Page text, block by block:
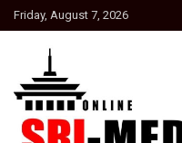
Skip
to
Friday, August 7, 2026